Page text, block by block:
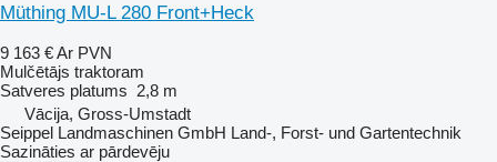
Müthing MU-L 280 Front+Heck
9 163 €Ar PVN
Mulčētājs traktoram
Satveres platums 2,8 m
Vācija, Gross-Umstadt
Seippel Landmaschinen GmbH Land-, Forst- und Gartentechnik
Sazināties ar pārdevēju